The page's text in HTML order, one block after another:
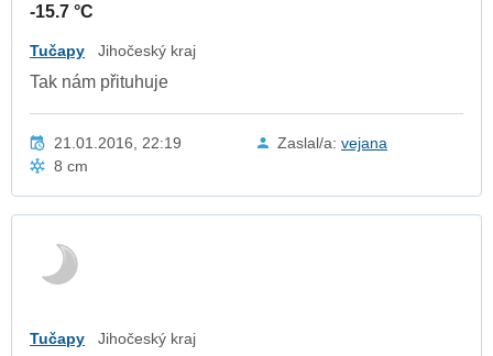
-15.7 °C
Tučapy Jihočeský kraj
Tak nám přituhuje
21.01.2016, 22:19 Zaslal/a: vejana
8 cm
Tučapy Jihočeský kraj